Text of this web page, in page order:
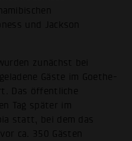
und Jackson
zunächst bei
Gäste im Goethe-
Das öffentliche
Tag später im
statt, bei dem das
ca. 350 Gästen